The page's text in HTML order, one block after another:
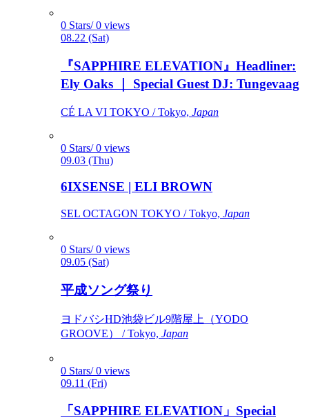
0 Stars/ 0 views
08.22 (Sat)
『SAPPHIRE ELEVATION』Headliner:
Ely Oaks ｜ Special Guest DJ: Tungevaag
CÉ LA VI TOKYO / Tokyo, Japan
0 Stars/ 0 views
09.03 (Thu)
6IXSENSE | ELI BROWN
SEL OCTAGON TOKYO / Tokyo, Japan
0 Stars/ 0 views
09.05 (Sat)
平成ソング祭り
ヨドバシHD池袋ビル9階屋上（YODO
GROOVE） / Tokyo, Japan
0 Stars/ 0 views
09.11 (Fri)
「SAPPHIRE ELEVATION」Special